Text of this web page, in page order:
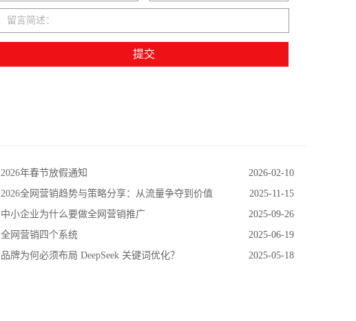
留言简述：
2026年春节放假通知
2026-02-10
2026全网营销趋势与策略分享：从流量争夺到价值
共创
2025-11-15
中小企业为什么要做全网营销推广
2025-09-26
全网营销四个系统
2025-06-19
品牌为何必须布局 DeepSeek 关键词优化？ 2025-05-18